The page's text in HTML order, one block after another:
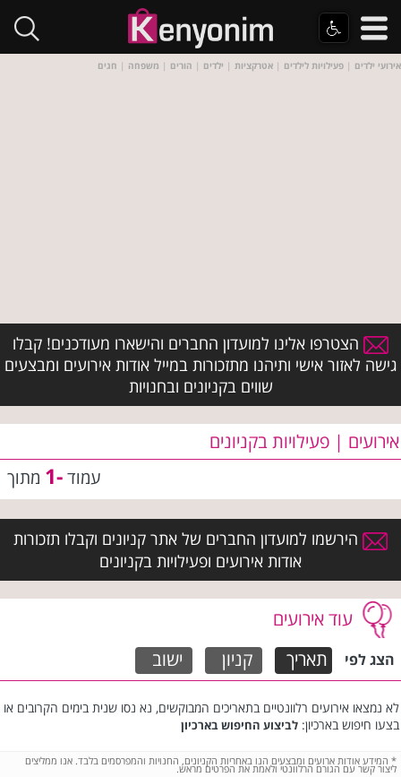
אירועי ילדים | פעילויות לילדים | אטרקציות | ילדים | הורים | משפחה | חגים
הצטרפו אלינו למועדון החברים והישארו מעודכנים! קבלו
גישה לאזור אישי ותיהנו מתזכורות במייל אודות אירועים ומבצעים
שווים בקניונים ובחנויות
אירועים | פעילויות בקניונים
עמוד-1 מתוך
הירשמו למועדון החברים של אתר קניונים וקבלו תזכורות
אודות אירועים ופעילויות בקניונים
עוד אירועים
הצג לפי תאריך קניון ישוב
לא נמצאו אירועים רלוונטיים בתאריכים המבוקשים, נא נסו שנית בימים הקרובים או
בצעו חיפוש בארכיון: לביצוע החיפוש בארכיון
* המידע אודות ארועים ומבצעים הנו באחריות הקניונים, החנויות והמפרסמים בלבד. אנו ממליצים
ליצור קשר עם הגורם הרלוונטי ולאמת את הפרטים מראש.